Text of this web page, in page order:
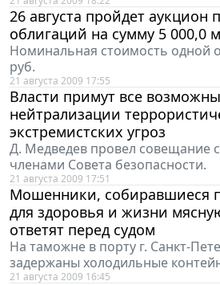
26 августа пройдет аукцион
облигаций на сумму 5 000,0
Номинальная стоимость одной
руб.
21 августа 2009 17:55
Власти примут все
нейтрализации
экстремистских угроз
Д. Медведев провел совещание
членами Совета безопасности.
21 августа 2009 17:51
Мошенники, собиравшиеся
для здоровья и жизни
ответят перед судом
На таможне в порту г. Санкт-
задержаны холодильные
21 августа 2009 16:45